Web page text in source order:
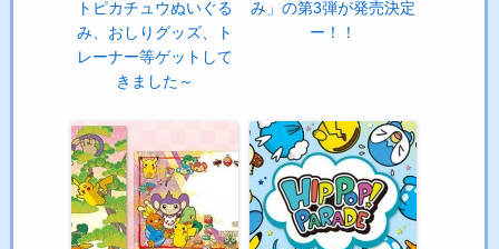
トピカチュウぬいぐる
み、おしりグッズ、ト
レーナー等ゲットして
きました～
み」の第3弾が発売決定
ー！！